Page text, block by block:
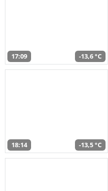
17:09 -13,6 °C
18:14 -13,5 °C